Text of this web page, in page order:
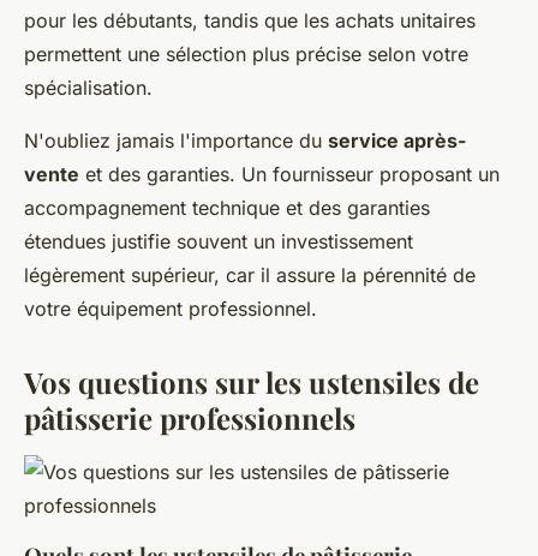
pour les débutants, tandis que les achats unitaires
permettent une sélection plus précise selon votre
spécialisation.
N'oubliez jamais l'importance du service après-
vente et des garanties. Un fournisseur proposant un
accompagnement technique et des garanties
étendues justifie souvent un investissement
légèrement supérieur, car il assure la pérennité de
votre équipement professionnel.
Vos questions sur les ustensiles de
pâtisserie professionnels